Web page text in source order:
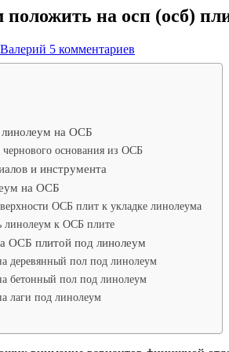
на осп (осб)
Валерий 5 комментариев
на ОСБ
основания из ОСБ
и инструмента
на ОСБ
ОСБ плит к укладке линолеума
линолеум к ОСБ плите
ОСБ плитой под линолеум
деревянный пол под линолеум
бетонный пол под линолеум
лаги под линолеум